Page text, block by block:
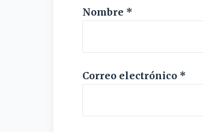
Nombre *
Correo electrónico *